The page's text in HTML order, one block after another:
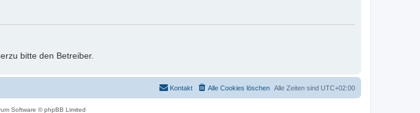
bitte den Betreiber.
Alle Zeiten sind UTC+02:00
Alle Cookies löschen
Kontakt
Software © phpBB Limited